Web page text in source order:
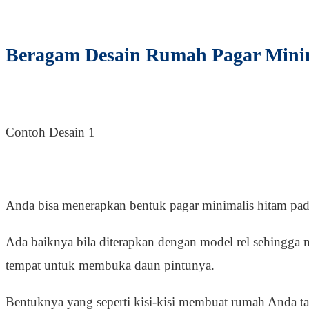
Beragam Desain Rumah Pagar
Contoh Desain 1
Anda bisa menerapkan bentuk pagar minimalis hitam
Ada baiknya bila diterapkan dengan model rel sehingga
tempat untuk membuka daun pintunya.
Bentuknya yang seperti kisi-kisi membuat rumah Anda